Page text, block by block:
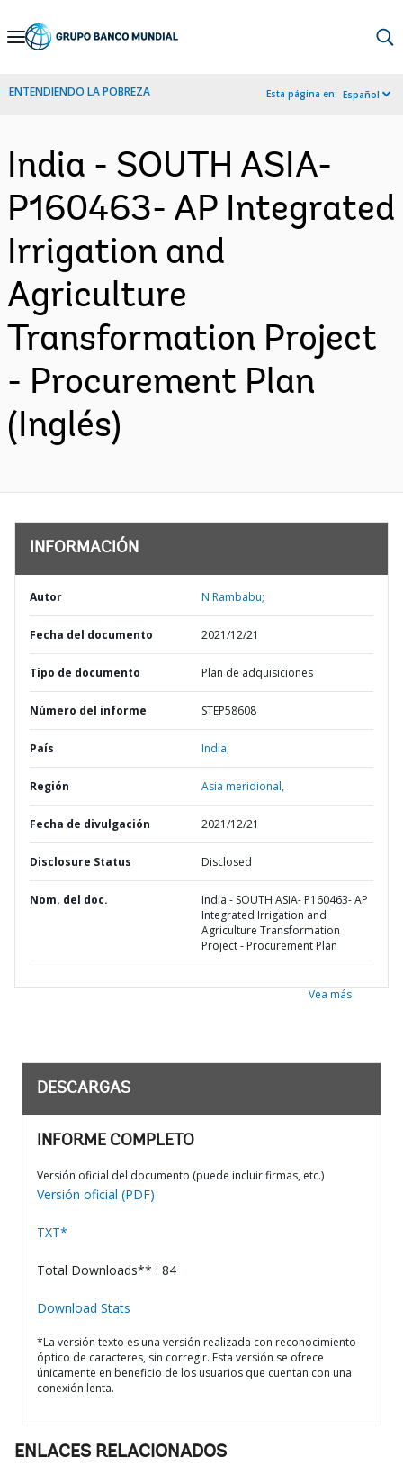
Skip
Navigation
ENTENDIENDO LA POBREZA Esta página en: Español
India - SOUTH ASIA-
P160463- AP Integrated
Irrigation and
Agriculture
Transformation Project
- Procurement Plan
(Inglés)
INFORMACIÓN
Autor N Rambabu;
Fecha del documento 2021/12/21
Tipo de documento Plan de adquisiciones
Número del informe STEP58608
País India,
Región Asia meridional,
Fecha de divulgación 2021/12/21
Disclosure Status Disclosed
Nom. del doc.
India - SOUTH ASIA- P160463- AP
Integrated Irrigation and
Agriculture Transformation
Project - Procurement Plan
Vea más
DESCARGAS
INFORME COMPLETO
Versión oficial del documento (puede incluir firmas, etc.)
Versión oficial (PDF)
TXT*
Total Downloads** : 84
Download Stats
*La versión texto es una versión realizada con reconocimiento
óptico de caracteres, sin corregir. Esta versión se ofrece
únicamente en beneficio de los usuarios que cuentan con una
conexión lenta.
ENLACES RELACIONADOS